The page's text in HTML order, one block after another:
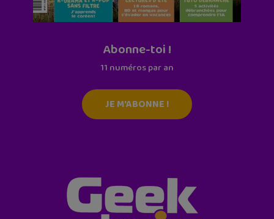
Abonne-toi !
11 numéros par an
JE M'ABONNE !